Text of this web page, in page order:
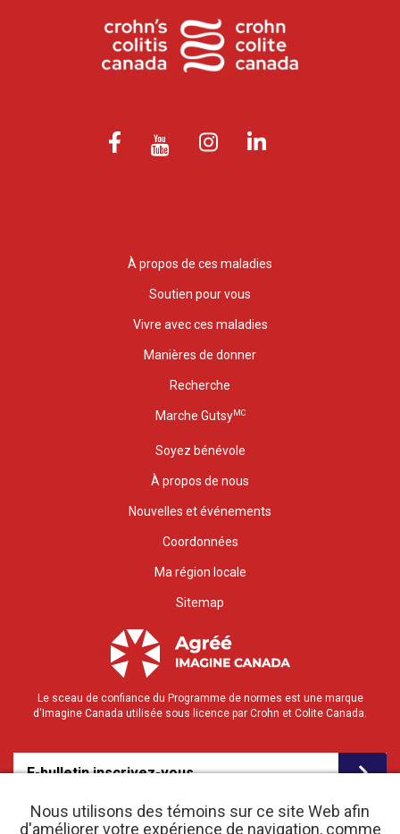
Nous utilisons des témoins sur ce site Web afin
d'améliorer votre expérience de navigation, comme
À propos de ces maladies
Soutien pour vous
Vivre avec ces maladies
Manières de donner
Recherche
Marche GutsyMC
Soyez bénévole
À propos de nous
Nouvelles et événements
Coordonnées
Ma région locale
Sitemap
Le sceau de confiance du Programme de normes est une marque
d'Imagine Canada utilisée sous licence par Crohn et Colite Canada.
E-bulletin inscrivez-vous